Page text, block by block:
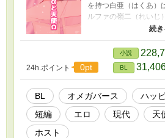
を持つ白亜（はくあ）
ルファの嶺二（れいじ
る。 Ωの白亜は、性欲
亜を、嶺二はとこと
籍にて続編「ごしゅじ
お話を配信中！ 気にな
みて下さい♪
24h.ポイント 0pt
小説
BL
BL オメガバース ハッ
短編
エロ 現代 天
ホスト